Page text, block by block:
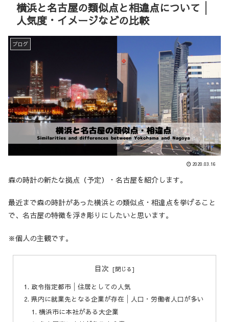
横浜と名古屋の類似点と相違点について│
人気度・イメージなどの比較
ブログ
2020.03.16
森の時計の新たな拠点（予定）・名古屋を紹介します。
最近まで森の時計があった横浜との類似点・相違点を挙げること
で、名古屋の特徴を浮き彫りにしたいと思います。
※個人の主観です。
目次
政令指定都市│住居としての人気
県内に就業先となる企業が存在│人口・労働者人口が多い
横浜市に本社がある大企業